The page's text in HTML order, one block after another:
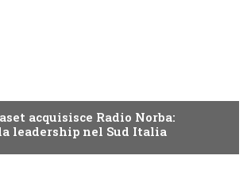
acquisisce Radio Norba:
leadership nel Sud Italia